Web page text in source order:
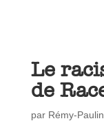
Le
de
par Rémy-